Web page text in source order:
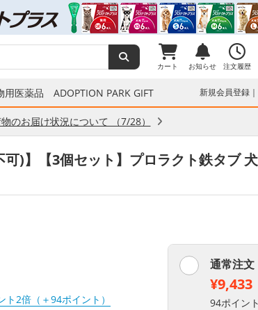
カート お知らせ 注文履歴
用医薬品 ADOPTION PARK GIFT 新規会員登録
のお届け状況について （7/28）
可)】【3個セット】プロラクト鉄タブ
2倍（＋94ポイント）
通常注文
¥9,433
94ポイント